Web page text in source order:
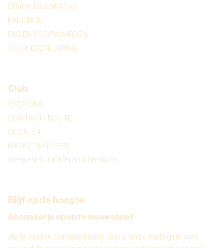
DRANKJES & SNACKS
KADOBON
FAQ EN VOORWAARDEN
COOKIEVERKLARING
Club
OVER ONS
CONTACT / ROUTE
DE ZALEN
MARKETING / PERS
WERKEN BIJ COMEDY CLUB HAUG
Blijf op de hoogte
Abonneer je op onze nieuwsbrief
Als je van live comedy houdt, dan is onze mailinglijst een